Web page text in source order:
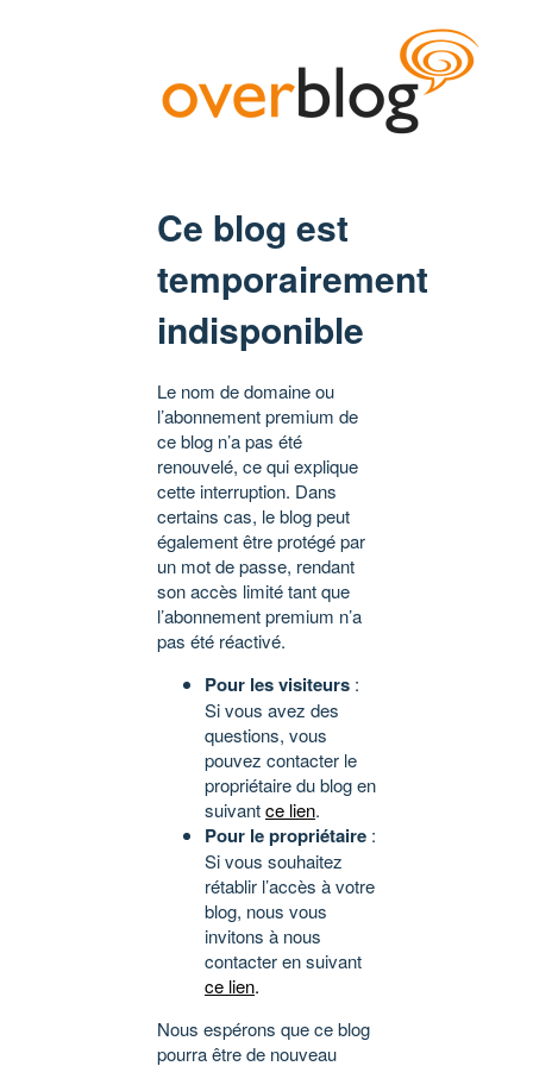
Ce blog est
temporairement
indisponible
Le nom de domaine ou
l’abonnement premium de
ce blog n’a pas été
renouvelé, ce qui explique
cette interruption. Dans
certains cas, le blog peut
également être protégé par
un mot de passe, rendant
son accès limité tant que
l’abonnement premium n’a
pas été réactivé.
Pour les visiteurs :
Si vous avez des
questions, vous
pouvez contacter le
propriétaire du blog en
suivantce lien.
Pour le propriétaire :
Si vous souhaitez
rétablir l’accès à votre
blog, nous vous
invitons à nous
contacter en suivant
ce lien.
Nous espérons que ce blog
pourra être de nouveau